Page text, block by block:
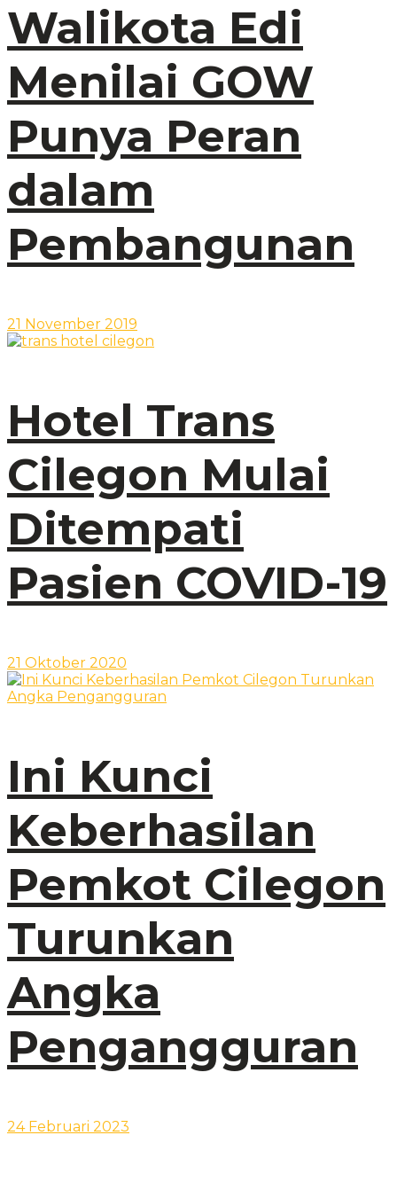
Walikota Edi
Menilai GOW
Punya Peran
dalam
Pembangunan
21 November 2019
Hotel Trans
Cilegon Mulai
Ditempati
Pasien COVID-19
21 Oktober 2020
Ini Kunci
Keberhasilan
Pemkot Cilegon
Turunkan
Angka
Pengangguran
24 Februari 2023